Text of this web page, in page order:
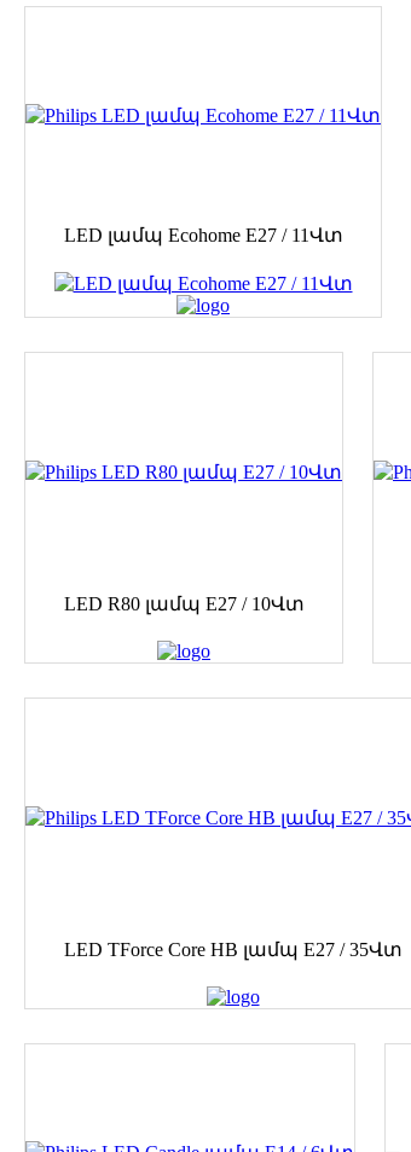
LED լամպ Ecohome E27 / 11Վտ
LED R80 լամպ E27 / 10Վտ
LED TForce Core HB լամպ E27 / 35Վտ